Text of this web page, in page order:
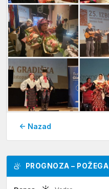
← Nazad
PROGNOZA – POŽEGA